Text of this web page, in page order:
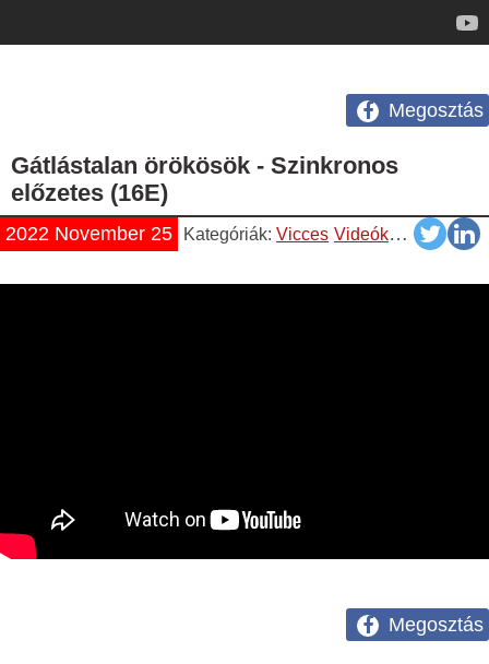
Megosztás
Gátlástalan örökösök - Szinkronos
előzetes (16E)
2022 November 25 Kategóriák: Vicces Videók YouTube
Megosztás